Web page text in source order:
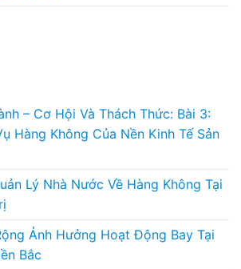
– Cơ Hội Và Thách Thức: Bài 3:
Hàng Không Của Nền Kinh Tế Sản
Lý Nhà Nước Về Hàng Không Tại
Ảnh Hưởng Hoạt Động Bay Tại
Bắc